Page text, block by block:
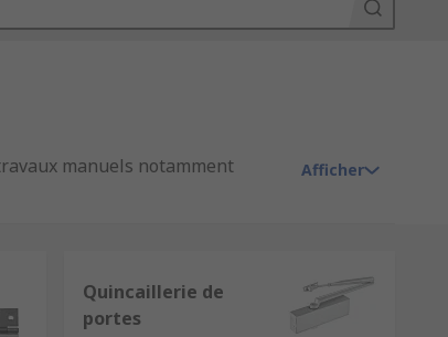
manuels notamment
sensible et/ou en empêcher
Afficher
Quincaillerie de
portes